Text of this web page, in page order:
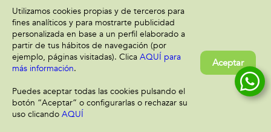
Filtrar
Información
Aviso legal
Política de privacidad
Política de cookies
Atención al cliente
Envío y devolución
Utilizamos cookies propias y de terceros para
fines analíticos y para mostrarte publicidad
personalizada en base a un perfil elaborado a
partir de tus hábitos de navegación (por
ejemplo, páginas visitadas). Clica AQUÍ para
más información.
Puedes aceptar todas las cookies pulsando el
botón “Aceptar” o configurarlas o rechazar su
uso clicando AQUÍ
Aceptar